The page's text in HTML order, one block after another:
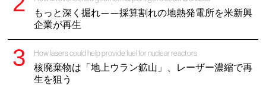
もっと深く掘れ——採算割れの地熱発電所を米新興
企業が再生
How lasers could help provide fuel for nuclear reactors
核廃棄物は「地上ウラン鉱山」、レーザー濃縮で再
生を狙う